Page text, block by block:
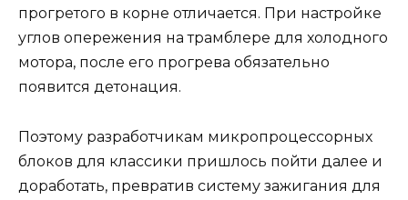
прогретого в корне отличается. При настройке
углов опережения на трамблере для холодного
мотора, после его прогрева обязательно
появится детонация.
Поэтому разработчикам микропроцессорных
блоков для классики пришлось пойти далее и
доработать, превратив систему зажигания для